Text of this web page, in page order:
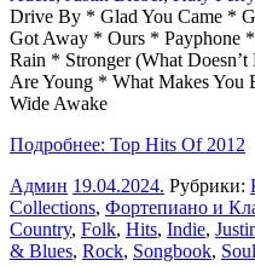
Drive By * Glad You Came *
Got Away * Ours * Payphone
Rain * Stronger (What
Are Young * What Makes You
Wide Awake
Подробнее: Top Hits Of 2012
Админ 19.04.2024. Рубрики:
Collections, Фортепиано и
Country, Folk, Hits, Indie,
& Blues, Rock, Songbook, Soul